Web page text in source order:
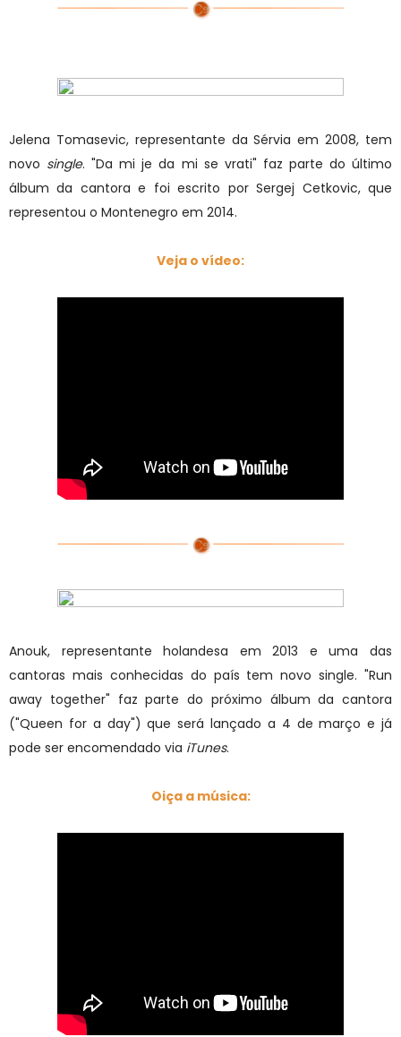
Jelena Tomasevic, representante da Sérvia em 2008, tem
novo single. "Da mi je da mi se vrati" faz parte do último
álbum da cantora e foi escrito por Sergej Cetkovic, que
representou o Montenegro em 2014.
Veja o vídeo:
Anouk, representante holandesa em 2013 e uma das
cantoras mais conhecidas do país tem novo single. "Run
away together" faz parte do próximo álbum da cantora
("Queen for a day") que será lançado a 4 de março e já
pode ser encomendado via iTunes.
Oiça a música: